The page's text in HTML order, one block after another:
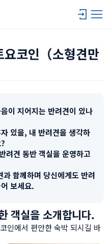
코인（소형견만
이 지어지는 반려견이 있나
있을, 내 반려견을 생각하
려견 동반 객실을 운영하고
함께하며 당신에게도 반려
보세요.
객실을 소개합니다.
인에서 편안한 숙박 되시길 바